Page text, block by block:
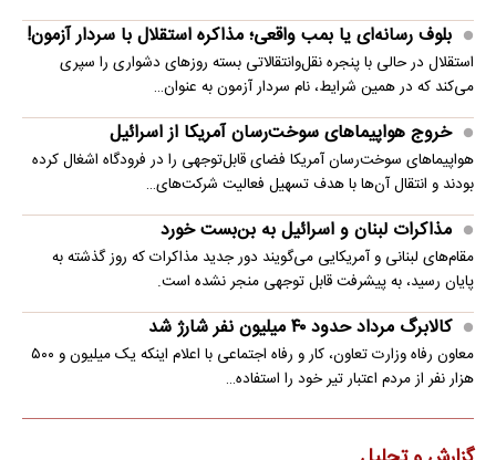
بلوف رسانه‌ای یا بمب واقعی؛ مذاکره استقلال با سردار آزمون!
استقلال در حالی با پنجره نقل‌وانتقالاتی بسته روزهای دشواری را سپری
می‌کند که در همین شرایط، نام سردار آزمون به عنوان…
خروج هواپیماهای سوخت‌رسان آمریکا از اسرائیل
هواپیماهای سوخت‌رسان آمریکا فضای قابل‌توجهی را در فرودگاه اشغال کرده
بودند و انتقال آن‌ها با هدف تسهیل فعالیت شرکت‌های…
مذاکرات لبنان و اسرائیل به بن‌بست خورد
مقام‌های لبنانی و آمریکایی می‌گویند دور جدید مذاکرات که روز گذشته به
پایان رسید، به پیشرفت قابل توجهی منجر نشده است.
کالابرگ مرداد حدود ۴۰‌ میلیون نفر شارژ شد
معاون رفاه وزارت تعاون، کار و رفاه اجتماعی با اعلام اینکه یک میلیون و ۵۰۰
هزار نفر از مردم اعتبار تیر خود را استفاده…